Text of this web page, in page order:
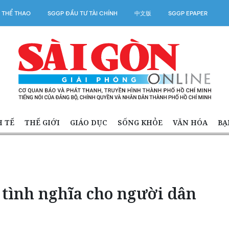
THỂ THAO SGGP ĐẦU TƯ TÀI CHÍNH 中文版 SGGP EPAPER
TẾ THẾ GIỚI GIÁO DỤC SỐNG KHỎE VĂN HÓA
nghĩa cho người dân